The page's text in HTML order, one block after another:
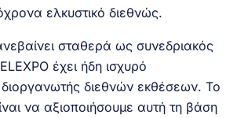
ελκυστικό διεθνώς.
σταθερά ως συνεδριακός
έχει ήδη ισχυρό
διεθνών εκθέσεων. Το
να αξιοποιήσουμε αυτή τη βάση